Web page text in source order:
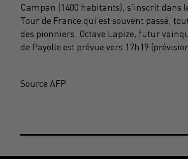
Campan (1400 habitants), s'inscrit dans
Tour de France qui est souvent passé,
des pionniers. Octave Lapize, futur
de Payolle est prévue vers 17h19
Source AFP